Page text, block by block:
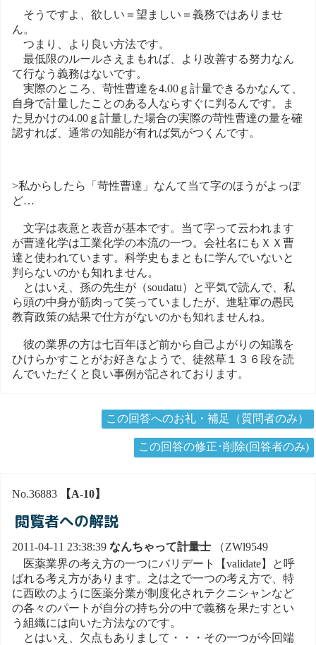
そうですよ、欲しい＝望ましい＝義務ではありませ
ん。
つまり、より良い方法です。
最低限のルールさえまもれば、より改善する努力なん
て行なう義務はないです。
実際のところ、苛性曹達を4.00ｇ計量できるかなんて、
自身で計量したことのある人ならすぐに判るんです。ま
た見かけの4.00ｇ計量した場合の実際の苛性曹達の量を確
認すれば、通常の知能が有れば気がつくんです。
>私からしたら「苛性曹達」なんて当て字のほうがよっぽ
ど…
文字は表意と表音が基本です。当て字って云われます
が曹達化学は工業化学の本流の一つ。会社名にもＸＸ曹
達と使われています。科学史もまともに学んでいないと
判らないのかも知れません。
とはいえ、孫の先生が（soudatu）と平気で読んで、私
ら頭の中身が筋肉って笑っていましたが、進駐軍の愚民
教育政策の結果で仕方がないのかも知れませんね。
彼の業界の方は七百年ほど前から自己よがりの知識を
ひけらかすことがお好きなようで、徒然草１３６段を読
んでいただくと良い事例が記されております。
この回答へのお礼・補足（質問者のみ）
この回答の修正･削除(回答者のみ)
No.36883 【A-10】
閲覧者への解説
2011-04-11 23:38:39 なんちゃって計量士 （ZWl9549
医薬業界の考え方の一つにバリデート【validate】と呼
ばれる考え方があります。之は之で一つの考え方で、特
に西欧のように医薬分業が制度化されテクニシャンなど
の各々のパートが自分の持ち分の中で義務を果たすとい
う組織には向いた方法なのです。
とはいえ、欠点もありまして・・・その一つが今回端